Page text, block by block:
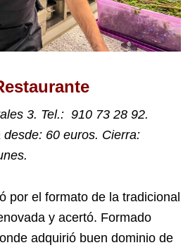
3. Tel.: 910 73 28 92.
60 euros. Cierra:
por el formato de la tradicional
y acertó. Formado
adquirió buen dominio de